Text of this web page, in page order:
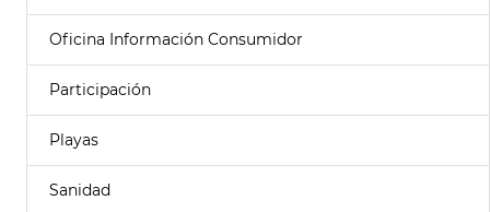
Oficina Información Consumidor
Participación
Playas
Sanidad